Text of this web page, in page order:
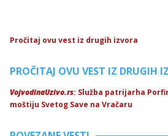
Pročitaj ovu vest iz drugih izvora
PROČITAJ OVU VEST IZ DRUGIH
VojvodinaUzivo.rs: Služba patrijarha
moštiju Svetog Save na Vračaru